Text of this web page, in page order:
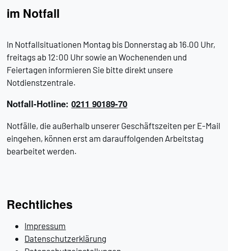
im Notfall
In Notfallsituationen Montag bis Donnerstag ab 16.00 Uhr,
freitags ab 12:00 Uhr sowie an Wochenenden und
Feiertagen informieren Sie bitte direkt unsere
Notdienstzentrale.
Notfall-Hotline:0211 90189-70
Notfälle, die außerhalb unserer Geschäftszeiten per E-Mail
eingehen, können erst am darauffolgenden Arbeitstag
bearbeitet werden.
Rechtliches
Impressum
Datenschutzerklärung